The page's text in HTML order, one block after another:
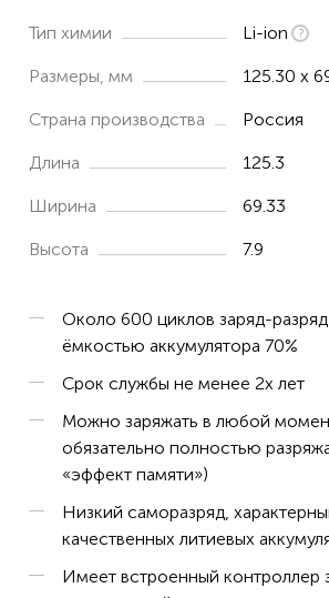
Тип химии Li-ion
Размеры, мм 125.30 x
Страна производства Россия
Длина 125.3
Ширина 69.33
Высота 7.9
Около 600 циклов заряд-
ёмкостью аккумулятора 70%
Срок службы не менее 2х лет
Можно заряжать в любой
обязательно полностью
«эффект памяти»)
Низкий саморазряд,
качественных литиевых
Имеет встроенный контроллер